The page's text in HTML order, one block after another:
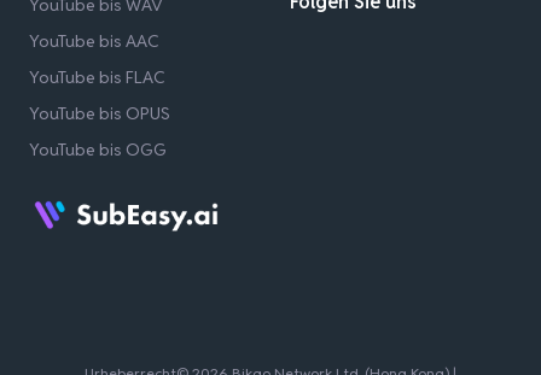
YouTube bis WAV
YouTube bis AAC
YouTube bis FLAC
YouTube bis OPUS
YouTube bis OGG